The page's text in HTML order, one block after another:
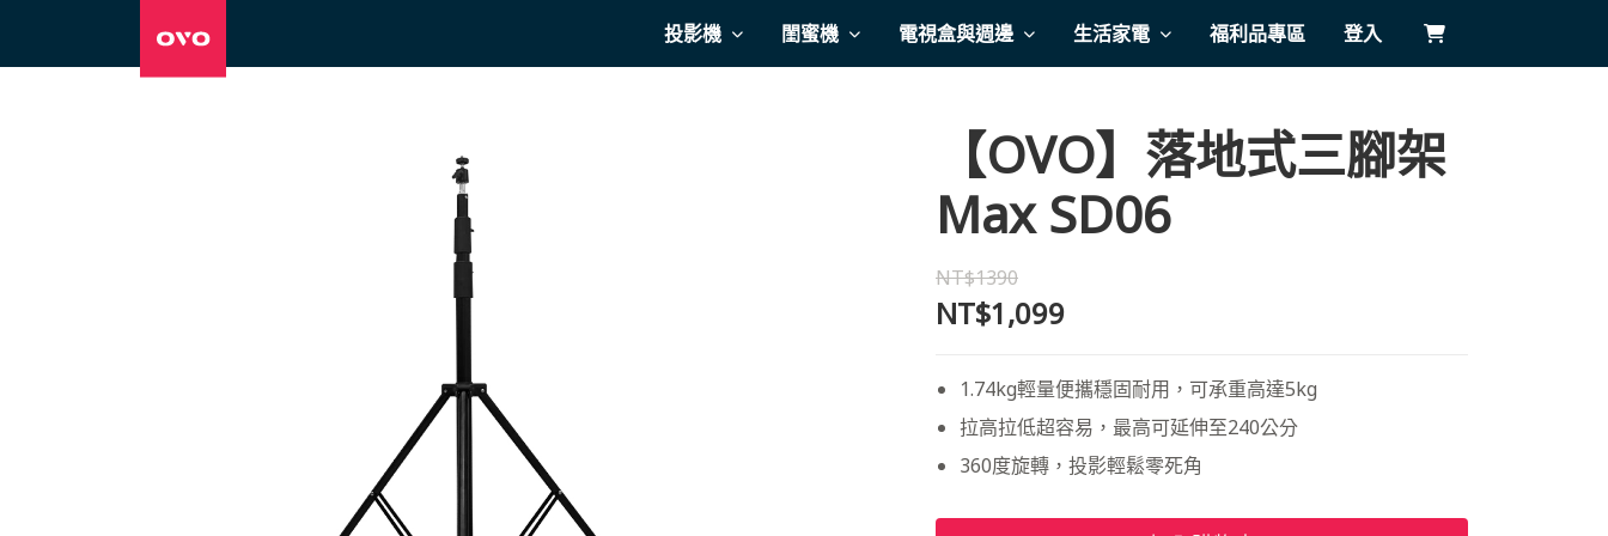
投影機 閨蜜機 電視盒與週邊 生活家電 福利品專區 登入
【OVO】落地式三腳架
Max SD06
NT$1390
NT$1,099
1.74kg輕量便攜穩固耐用，可承重高達5kg
拉高拉低超容易，最高可延伸至240公分
360度旋轉，投影輕鬆零死⾓